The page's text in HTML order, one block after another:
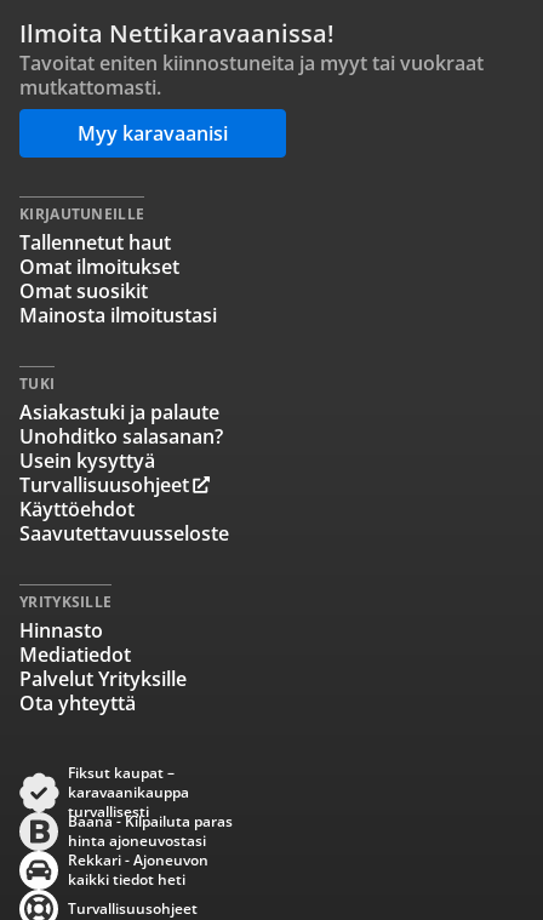
Ilmoita Nettikaravaanissa!
Tavoitat eniten kiinnostuneita ja myyt tai vuokraat
mutkattomasti.
Myy karavaanisi
KIRJAUTUNEILLE
Tallennetut haut
Omat ilmoitukset
Omat suosikit
Mainosta ilmoitustasi
TUKI
Asiakastuki ja palaute
Unohditko salasanan?
Usein kysyttyä
Turvallisuusohjeet
Käyttöehdot
Saavutettavuusseloste
YRITYKSILLE
Hinnasto
Mediatiedot
Palvelut Yrityksille
Ota yhteyttä
Fiksut kaupat –
karavaanikauppa
turvallisesti
Baana - Kilpailuta paras
hinta ajoneuvostasi
Rekkari - Ajoneuvon
kaikki tiedot heti
Turvallisuusohjeet